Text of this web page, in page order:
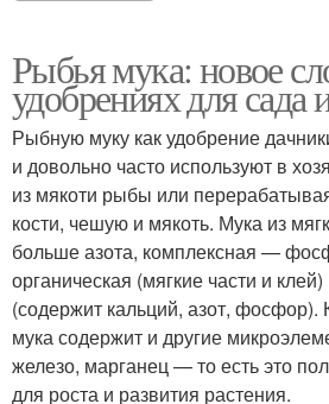
Рыбья мука: новое
удобрениях для сада
Рыбную муку как удобрение
и довольно часто используют в
из мякоти рыбы или
кости, чешую и мякоть. Мука из
больше азота, комплексная —
органическая (мягкие части и
(содержит кальций, азот, фосфор).
мука содержит и другие
железо, марганец — то есть это
для роста и развития растения.